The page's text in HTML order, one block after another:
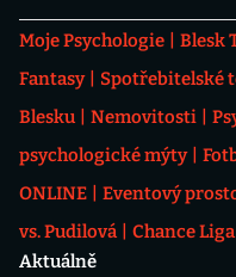
Moje Psychologie Blesk
Fantasy
Spotřebitelské
Blesku
Nemovitosti
psychologické mýty
ONLINE
Eventový
vs. Pudilová
Chance
Aktuálně